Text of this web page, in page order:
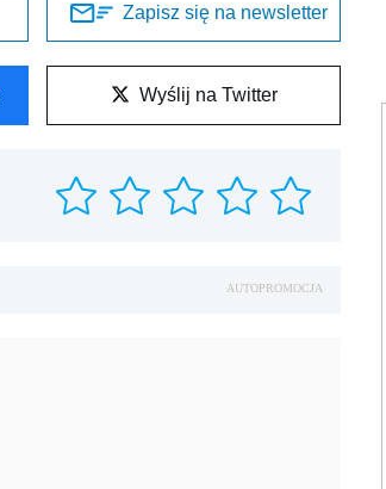
Zapisz się na newsletter
Wyślij na Twitter
AUTOPROMOCJA